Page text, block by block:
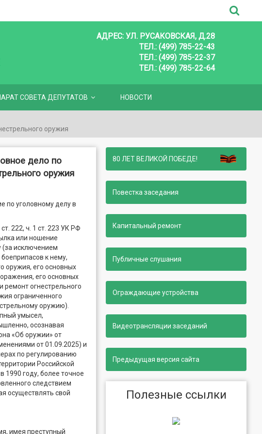
АДРЕС: УЛ. РУСАКОВСКАЯ, Д.28
ТЕЛ.: (499) 785-22-43
ТЕЛ.: (499) 785-22-37
ТЕЛ.: (499) 785-22-64
СОВЕТА ДЕПУТАТОВ НОВОСТИ
оружия
дело по
оружия
по уголовному делу в
222, ч. 1 ст. 223 УК РФ
или ношение
(за исключением
к нему,
оружия, его основных
его основных
ремонт огнестрельного
ограниченного
оружию).
умысел,
осознавая
«Об оружии» от
от 01.09.2025) и
по регулированию
Российской
1990 году, более точное
следствием
осуществлять свой
имея преступный
80 ЛЕТ ВЕЛИКОЙ ПОБЕДЕ!
Повестка заседания
Капитальный ремонт
Публичные слушания
Ограждающие устройства
Видеотрансляции заседаний
Предыдущая версия сайта
Полезные ссылки